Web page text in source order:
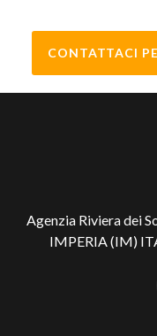
CONTATTACI
Agenzia Riviera dei
IMPERIA (IM)